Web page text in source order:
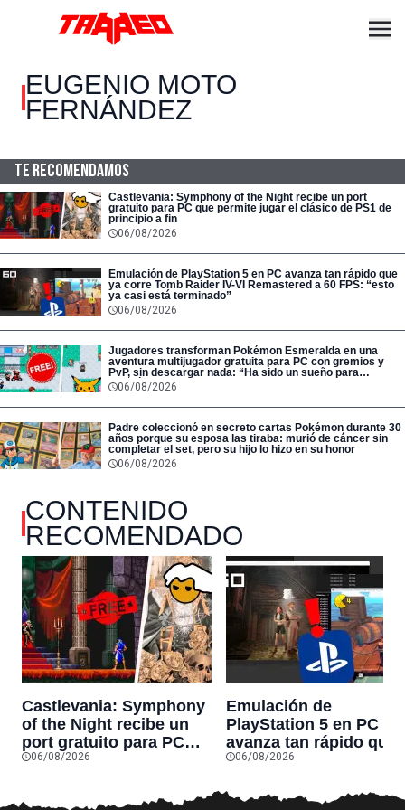
EUGENIO MOTO
FERNÁNDEZ
TE RECOMENDAMOS
Castlevania: Symphony of the Night recibe un port
gratuito para PC que permite jugar el clásico de PS1 de
principio a fin
06/08/2026
Emulación de PlayStation 5 en PC avanza tan rápido que
ya corre Tomb Raider IV-VI Remastered a 60 FPS: “esto
ya casi está terminado”
06/08/2026
Jugadores transforman Pokémon Esmeralda en una
aventura multijugador gratuita para PC con gremios y
PvP, sin descargar nada: “Ha sido un sueño para
muchísimos de nosotros”
06/08/2026
Padre coleccionó en secreto cartas Pokémon durante 30
años porque su esposa las tiraba: murió de cáncer sin
completar el set, pero su hijo lo hizo en su honor
06/08/2026
CONTENIDO
RECOMENDADO
Castlevania: Symphony
of the Night recibe un
port gratuito para PC
que permite jugar el
06/08/2026
Emulación de
PlayStation 5 en PC
avanza tan rápido que
ya corre Tomb Raider
FPS: “esto ya casi está
06/08/2026